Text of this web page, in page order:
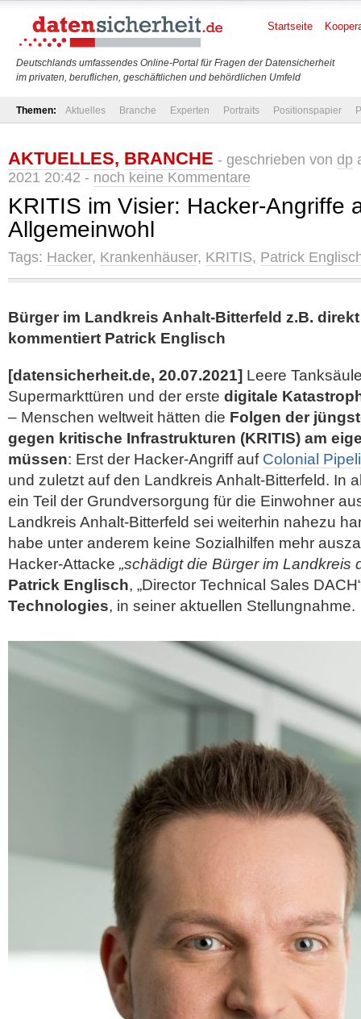
Deutschlands umfassendes Online-Portal für Fragen der Datensicherheit
im privaten, beruflichen, geschäftlichen und behördlichen Umfeld
Startseite
Themen: Aktuelles Branche Experten Portraits Positionspapier
AKTUELLES, BRANCHE - geschrieben von dp
2021 20:42 - noch keine Kommentare
KRITIS im Visier: Hacker-Angriffe
Allgemeinwohl
Tags: Hacker, Krankenhäuser, KRITIS, Patrick
Bürger im Landkreis Anhalt-Bitterfeld z.B.
kommentiert Patrick Englisch
[datensicherheit.de, 20.07.2021] Leere
Supermarkttüren und der erste digitale
– Menschen weltweit hätten die Folgen der
gegen kritische Infrastrukturen (KRITIS) am
müssen: Erst der Hacker-Angriff auf Colonial
und zuletzt auf den Landkreis Anhalt-Bitterfeld. In
ein Teil der Grundversorgung für die Einwohner
Landkreis Anhalt-Bitterfeld sei weiterhin nahezu
habe unter anderem keine Sozialhilfen mehr
Hacker-Attacke „schädigt die Bürger im Landkreis
Patrick Englisch, „Director Technical Sales
Technologies, in seiner aktuellen Stellungnahme.